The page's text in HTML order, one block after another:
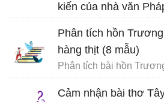
kiến của nhà văn
nâng cao tinh thần ta
gợi cho ta những tình
cao quý và can
Phân tích hồn
hàng thịt (8 mẫu)
Cảm nhận bài thơ